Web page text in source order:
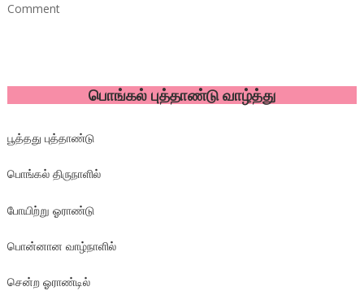
Comment
பொங்கல் புத்தாண்டு வாழ்த்து
பூத்தது புத்தாண்டு
பொங்கல் திருநாளில்
போயிற்று ஓராண்டு
பொன்னான வாழ்நாளில்
சென்ற ஓராண்டில்